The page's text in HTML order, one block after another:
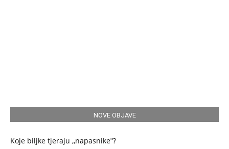
NOVE OBJAVE
Koje biljke tjeraju ,,napasnikeʺ?